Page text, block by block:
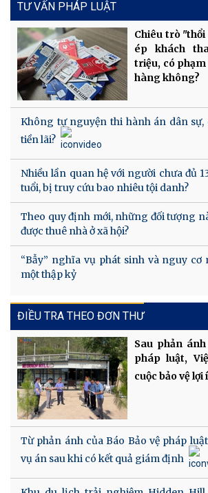
TƯ VẤN PHÁP LUẬT
Chiêu trò
ép khách
triệu, có phạm
hàng không?
Không tự nguyện thi hành án dân
tiền lãi?
Nhiều lần quan hệ với người chưa đủ
tuổi, bị truy cứu bao nhiêu tội danh?
Theo quy định mới, những đối tượng
được thuê nhà ở xã hội?
“Bẫy” nghĩa vụ phát sinh và nguy cơ
một thập kỷ
ĐIỀU TRA THEO ĐƠN THƯ
Sau phản
pháp luật,
cuộc bảo vệ
Từ phản ánh của Báo Bảo vệ pháp
vụ án sau khi có kết quả giám định